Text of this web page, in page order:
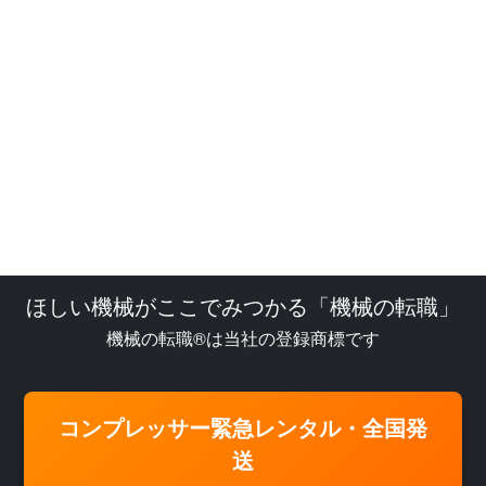
ほしい機械がここでみつかる「機械の転職」
機械の転職®は当社の登録商標です
コンプレッサー緊急レンタル・全国発
送